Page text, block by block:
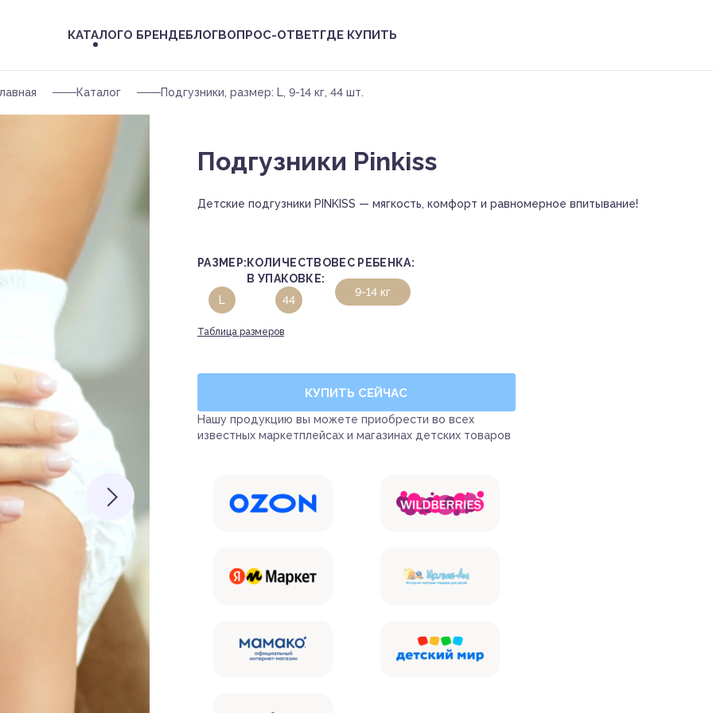
КАТАЛОГО БРЕНДЕБЛОГВОПРОС-ОТВЕТГДЕ КУПИТЬ
Каталог Подгузники, размер: L, 9-14 кг, 44 шт.
Подгузники Pinkiss
Детские подгузники PINKISS — мягкость, комфорт и равномерное впитывание!
РАЗМЕР: КОЛИЧЕСТВО
В УПАКОВКЕ:
44
ВЕС РЕБЕНКА:
9-14 кг
Таблица размеров
КУПИТЬ СЕЙЧАС
Нашу продукцию вы можете приобрести во всех
известных маркетплейсах и магазинах детских товаров